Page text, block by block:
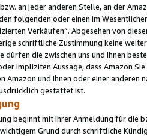
an jeder anderen Stelle, an der
folgenden oder einen im
Verkäufen“. Abgesehen von
schriftliche Zustimmung keine
dürfen die zwischen uns und Ihnen
impliziten Aussage, dass Amazon
Amazon und Ihnen oder einer
gestattet ist.
beginnt mit Ihrer Anmeldung für die
Grund durch schriftliche